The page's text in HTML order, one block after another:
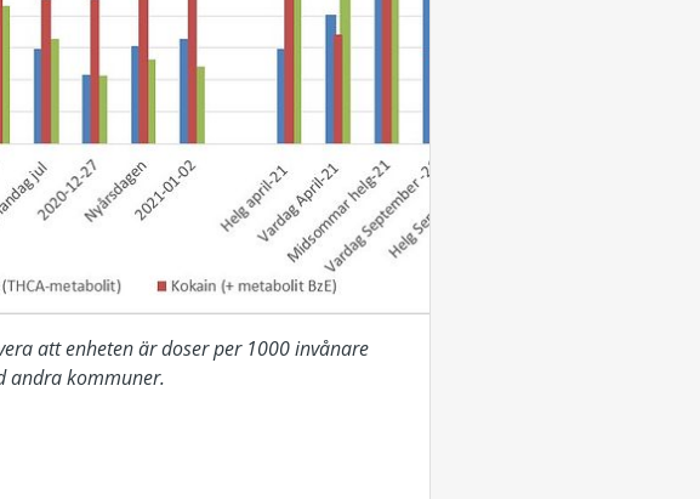
att enheten är doser per 1000 invånare
andra kommuner.